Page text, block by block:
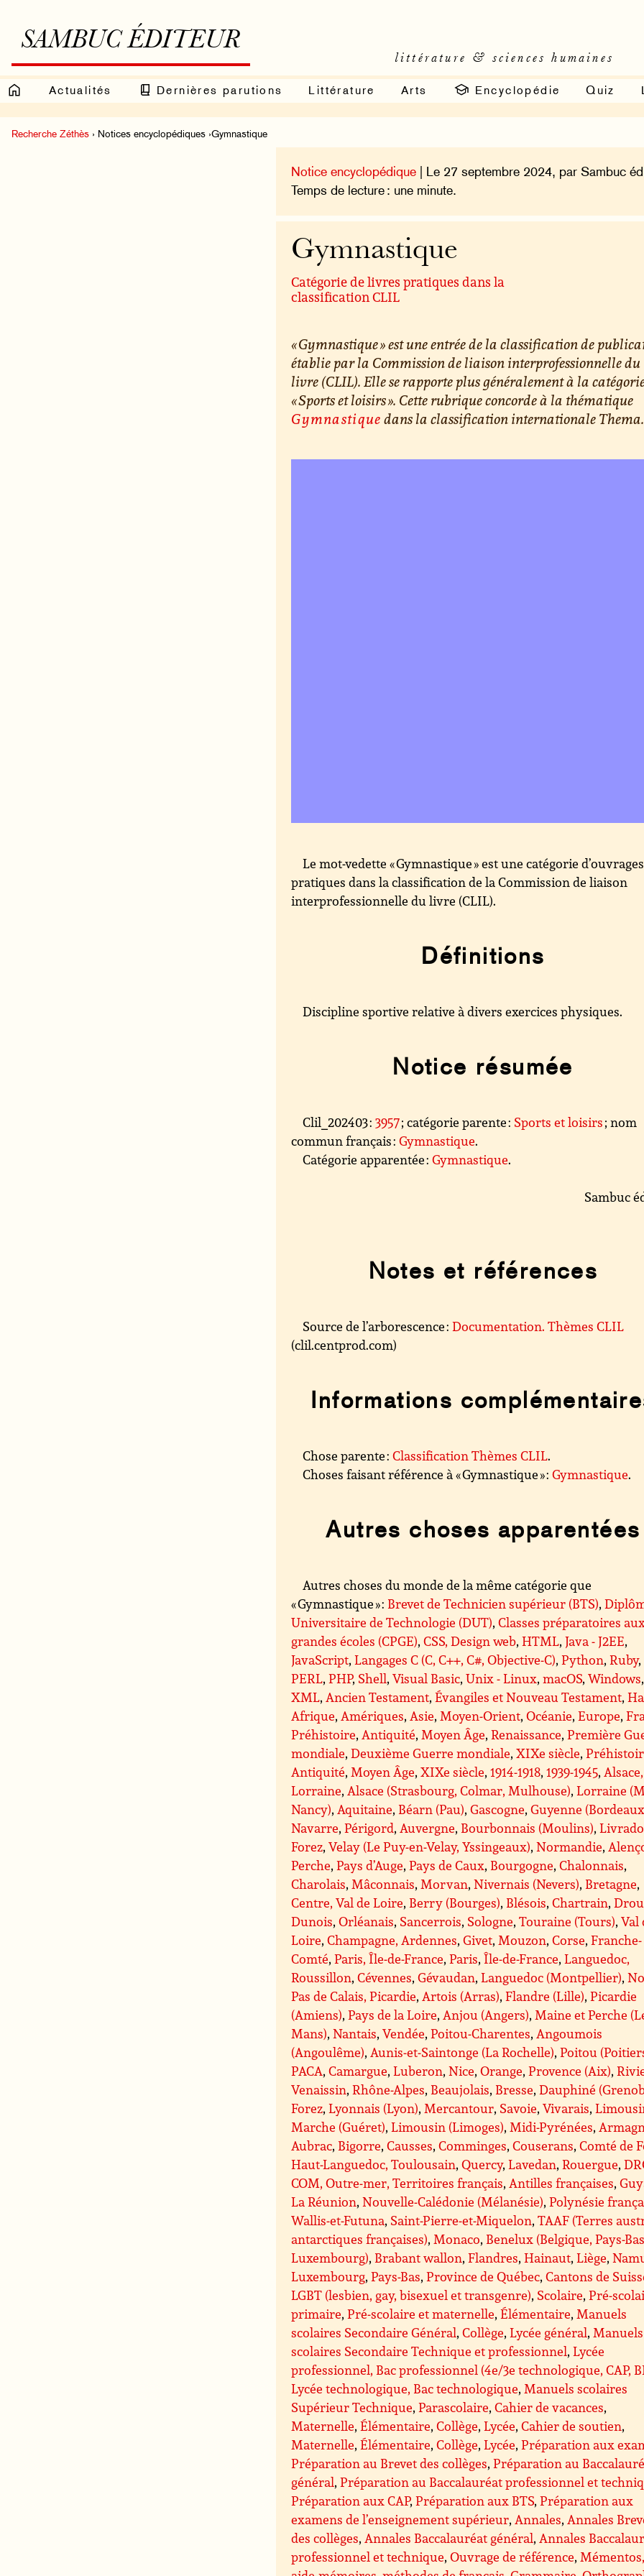
SAMBUC ÉDITEUR
littérature & sciences humaines
Actualités Dernières parutions Littérature Arts Encyclopédie Quiz
Recherche Zéthès › Notices encyclopédiques ›Gymnastique
Notice encyclopédique | Le 27 septembre 2024, par Sambuc
Temps de lecture : une minute.
Gymnastique
Catégorie de livres pratiques dans la
classification CLIL
« Gymnastique » est une entrée de la classification de
établie par la Commission de liaison interprofessionnelle du
livre (CLIL). Elle se rapporte plus généralement à la
« Sports et loisirs ». Cette rubrique concorde à la thématique
Gymnastiquedans la classification internationale Thema.
Le mot-vedette « Gymnastique » est une catégorie d’ouvrages
pratiques dans la classification de la Commission de liaison
interprofessionnelle du livre (CLIL).
Définitions
Discipline sportive relative à divers exercices physiques.
Notice résumée
Clil_202403 :3957; catégorie parente : Sports et loisirs; nom
commun français :Gymnastique.
Catégorie apparentée :Gymnastique.
Sambuc
Notes et références
Source de l’arborescence :Documentation. Thèmes CLIL
(clil.centprod.com)
Informations
Chose parente :Classification Thèmes CLIL.
Choses faisant référence à « Gymnastique » :Gymnastique.
Autres choses apparentées
Autres choses du monde de la même catégorie que
« Gymnastique » : Brevet de Technicien supérieur (BTS),
Universitaire de Technologie (DUT),Classes préparatoires
grandes écoles (CPGE),CSS, Design web,HTML,Java - J2EE,
JavaScript,Langages C (C, C++, C#, Objective-C),Python,Ruby,
PERL,PHP, Shell,Visual Basic,Unix - Linux,macOS,Windows,
XML, Ancien Testament,Évangiles et Nouveau Testament,
Afrique, Amériques, Asie, Moyen-Orient,Océanie,Europe,
Préhistoire, Antiquité, Moyen Âge,Renaissance,Première
mondiale,Deuxième Guerre mondiale,XIXe siècle,
Antiquité, Moyen Âge,XIXe siècle,1914-1918,1939-1945, Alsace,
Lorraine, Alsace (Strasbourg, Colmar, Mulhouse),Lorraine
Nancy), Aquitaine, Béarn (Pau),Gascogne,Guyenne
Navarre,Périgord, Auvergne, Bourbonnais (Moulins),
Forez,Velay (Le Puy-en-Velay, Yssingeaux),Normandie,
Perche,Pays d’Auge,Pays de Caux, Bourgogne,Chalonnais,
Charolais, Mâconnais, Morvan,Nivernais (Nevers), Bretagne,
Centre, Val de Loire, Berry (Bourges), Blésois,Chartrain,
Dunois,Orléanais, Sancerrois, Sologne,Touraine (Tours),Val
Loire,Champagne, Ardennes,Givet, Mouzon,Corse,Franche-
Comté,Paris, Île-de-France,Paris,Île-de-France,Languedoc,
Roussillon,Cévennes,Gévaudan,Languedoc (Montpellier),
Pas de Calais, Picardie, Artois (Arras),Flandre (Lille),Picardie
(Amiens),Pays de la Loire, Anjou (Angers), Maine et Perche
Mans),Nantais,Vendée,Poitou-Charentes, Angoumois
(Angoulême), Aunis-et-Saintonge (La Rochelle),Poitou
PACA,Camargue,Luberon,Nice,Orange,Provence (Aix),
Venaissin,Rhône-Alpes, Beaujolais, Bresse,Dauphiné
Forez,Lyonnais (Lyon), Mercantour, Savoie,Vivarais,
Marche (Guéret),Limousin (Limoges), Midi-Pyrénées,
Aubrac, Bigorre,Causses,Comminges,Couserans,Comté de
Haut-Languedoc, Toulousain,Quercy,Lavedan,Rouergue,
COM, Outre-mer, Territoires français, Antilles françaises,
La Réunion,Nouvelle-Calédonie (Mélanésie),Polynésie
Wallis-et-Futuna, Saint-Pierre-et-Miquelon,TAAF (Terres
antarctiques françaises), Monaco, Benelux (Belgique, Pays-
Luxembourg), Brabant wallon,Flandres,Hainaut,Liège,
Luxembourg,Pays-Bas,Province de Québec,Cantons de
LGBT (lesbien, gay, bisexuel et transgenre), Scolaire,Pré-
primaire,Pré-scolaire et maternelle,Élémentaire, Manuels
scolaires Secondaire Général,Collège,Lycée général, Manuels
scolaires Secondaire Technique et professionnel,Lycée
professionnel, Bac professionnel (4e/3e technologique, CAP,
Lycée technologique, Bac technologique, Manuels scolaires
Supérieur Technique,Parascolaire,Cahier de vacances,
Maternelle,Élémentaire,Collège,Lycée,Cahier de soutien,
Maternelle,Élémentaire,Collège,Lycée,Préparation aux
Préparation au Brevet des collèges,Préparation au
général,Préparation au Baccalauréat professionnel et
Préparation aux CAP,Préparation aux BTS,Préparation aux
examens de l’enseignement supérieur, Annales, Annales
des collèges, Annales Baccalauréat général, Annales
professionnel et technique,Ouvrage de référence,